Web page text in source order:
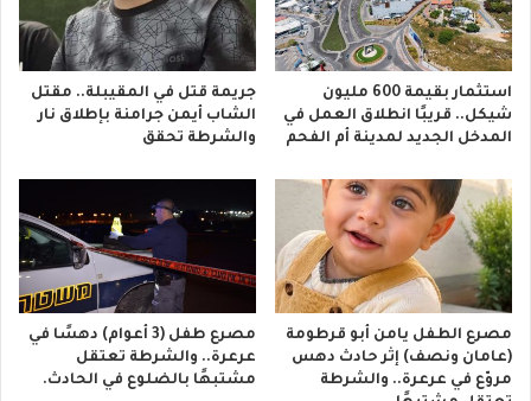
استثمار بقيمة 600 مليون
شيكل.. قريبًا انطلاق العمل في
المدخل الجديد لمدينة أم الفحم
جريمة قتل في المقيبلة.. مقتل
الشاب أيمن جرامنة بإطلاق نار
والشرطة تحقق
مصرع الطفل يامن أبو قرطومة
(عامان ونصف) إثر حادث دهس
مروّع في عرعرة.. والشرطة
مصرع طفل (3 أعوام) دهسًا في
عرعرة.. والشرطة تعتقل
مشتبهًا بالضلوع في الحادث.